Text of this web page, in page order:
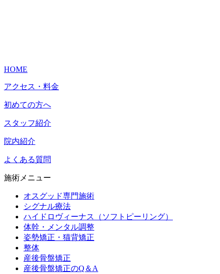
HOME
アクセス・料金
初めての方へ
スタッフ紹介
院内紹介
よくある質問
施術メニュー
オスグッド専門施術
シグナル療法
ハイドロヴィーナス（ソフトピーリング）
体幹・メンタル調整
姿勢矯正・猫背矯正
整体
産後骨盤矯正
産後骨盤矯正のQ＆A